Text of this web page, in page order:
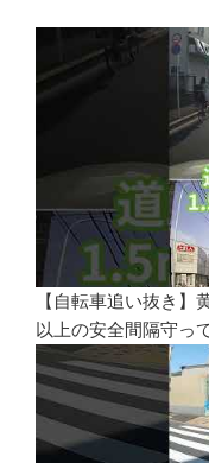
【自転車追い抜き】
以上の安全間隔守っ